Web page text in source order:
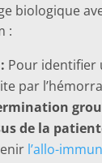
biologique
:
Pour identifier
par
de la
l’allo-